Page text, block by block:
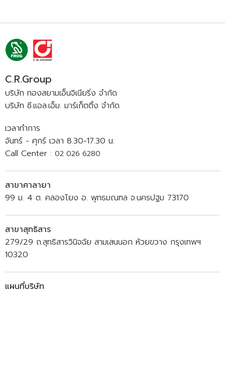
C.R.Group
บริษัท ทองสยามเอ็นจิเนียริ่ง จำกัด
บริษัท ซี.แอล.เอ็ม. มาร์เก็ตติ้ง จำกัด
เวลาทำการ
จันทร์ - ศุกร์ เวลา 8.30-17.30 น.
Call Center : 02 026 6280
สาขาศาลายา
99 ม. 4 ต. คลองโยง อ. พุทธมณฑล จ.นครปฐม 73170
สาขาสุทธิสาร
279/29 ถ.สุทธิสารวินิจฉัย สามเสนนอก ห้วยขวาง กรุงเทพฯ
10320
แผนที่บริษัท